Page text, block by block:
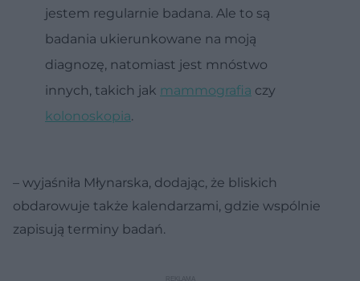
jestem regularnie badana. Ale to są
badania ukierunkowane na moją
diagnozę, natomiast jest mnóstwo
innych, takich jak mammografia czy
kolonoskopia.
– wyjaśniła Młynarska, dodając, że bliskich
obdarowuje także kalendarzami, gdzie wspólnie
zapisują terminy badań.